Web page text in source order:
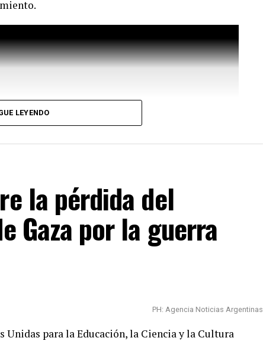
masivos en ciudades de todo el mundo,
se consolidó como uno de los músicos de
LEYENDO
la pérdida del
Gaza por la guerra
PH: Agencia Noticias Argentinas
Unidas para la Educación, la Ciencia y la Cultura